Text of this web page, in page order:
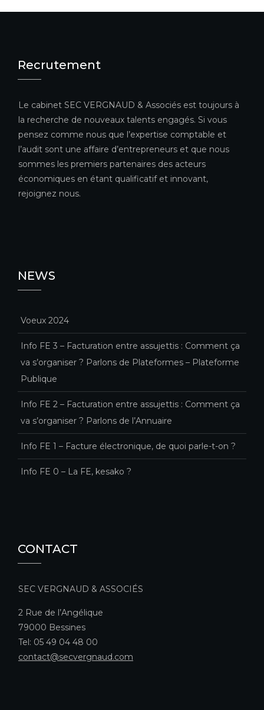
Recrutement
Le cabinet SEC VERGNAUD & Associés est toujours à
la recherche de nouveaux talents engagés. Si vous
pensez comme nous que l’expertise comptable et
l’audit sont une affaire d’entrepreneurs et que nous
sommes les premiers partenaires des acteurs
économiques en étant qualificatif et innovant,
rejoignez nous.
NEWS
Voeux 2024
Info FE 3 – Facturation entre assujettis : Comment ça
va s’organiser ? Parlons de Plateformes – Plateforme
Publique
Info FE 2 – Facturation entre assujettis : Comment ça
va s’organiser ? Parlons de l’Annuaire
Info FE 1 – Facture électronique, de quoi parle-t-on ?
Info FE 0 – La FE, kesako ?
CONTACT
SEC VERGNAUD & ASSOCIÉS
2 Rue de l’Angélique
79000 Bessines
Tel: 05 49 04 48 00
contact@secvergnaud.com